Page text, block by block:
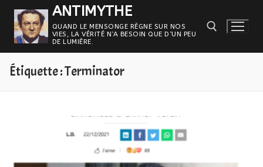
Aller
contenu
ANTIMYTHE
QUAND LE MENSONGE RÈGNE SUR NOS
VIES, LA VÉRITÉ N’A BESOIN QUE D’UN PEU
DE LUMIÈRE.
Rechercher :
Étiquette :Terminator